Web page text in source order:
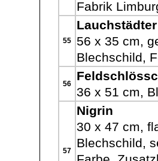
Fabrik
55
56 x 35 cm,
Blechschild,
56
36 x 51 cm,
57
Nigrin
30 x 47 cm,
Blechschild,